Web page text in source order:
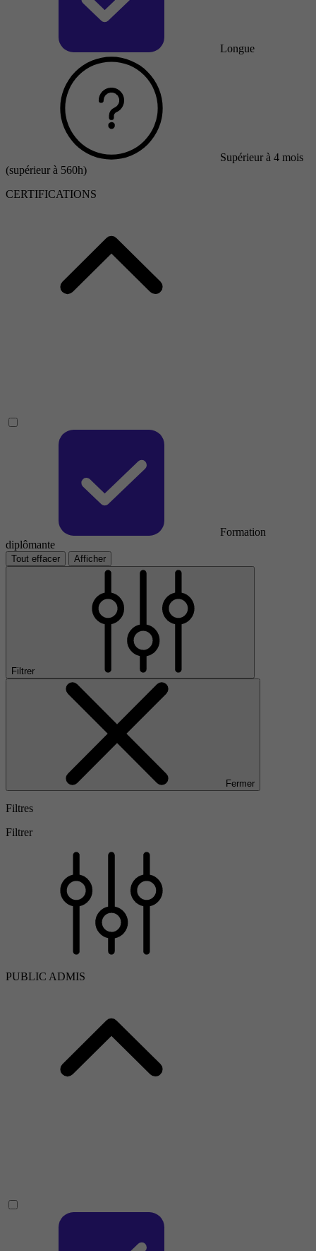
Longue
Supérieur à 4 mois
(supérieur à 560h)
CERTIFICATIONS
Formation
diplômante
Tout effacer Afficher
Filtrer
Fermer
Filtres
Filtrer
PUBLIC ADMIS